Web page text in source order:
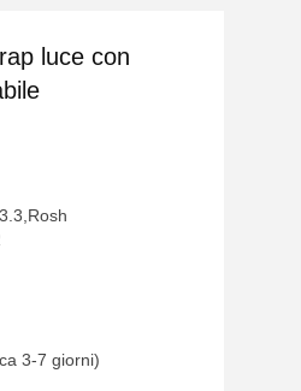
luce con
3-7 giorni)